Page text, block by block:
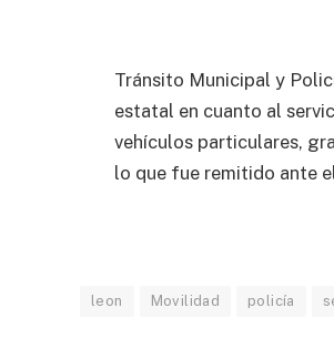
Tránsito Municipal y
estatal en cuanto al
vehículos particulares,
lo que fue remitido ante
leon Movilidad policía